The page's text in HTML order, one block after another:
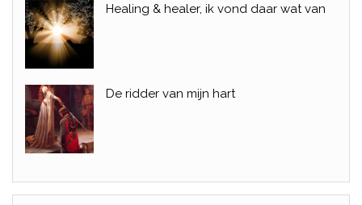
Healing & healer, ik vond daar wat van
De ridder van mijn hart